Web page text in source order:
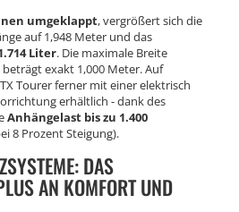
umgeklappt, vergrößert sich die
auf 1,948 Meter und das
Liter. Die maximale Breite
exakt 1,000 Meter. Auf
Tourer ferner mit einer elektrisch
erhältlich - dank des
Anhängelast bis zu 1.400
8 Prozent Steigung).
DAS
AN KOMFORT UND